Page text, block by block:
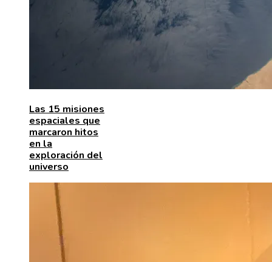
Las 15 misiones
espaciales que
marcaron hitos
en la
exploración del
universo